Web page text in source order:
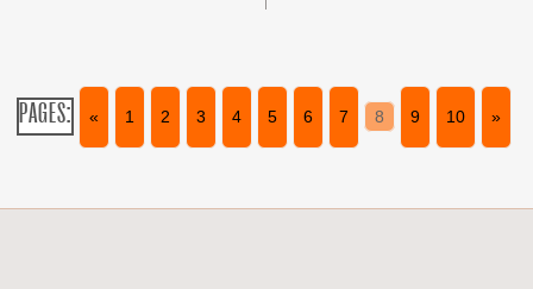
LE
SIÈGE
DU
PAGES: « 1 2 3 4 5 6 7 8 9 10 »